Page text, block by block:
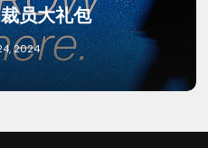
员大礼包
2024